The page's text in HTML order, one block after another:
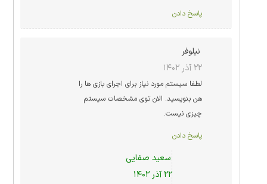
پاسخ دادن
نیلوفر
۲۲ آذر ۱۴۰۲
لطفا سیستم مورد نیاز برای اجرای بازی ها را
هن بنویسید. الان توی مشخصات سیستم
چیزی نیست.
پاسخ دادن
سعید صفایی
۲۲ آذر ۱۴۰۲